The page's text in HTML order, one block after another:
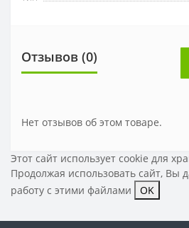
Отзывов (0)
Нет отзывов об этом товаре.
Этот сайт использует cookie для
Продолжая использовать сайт, Вы
работу с этими файлами
OK